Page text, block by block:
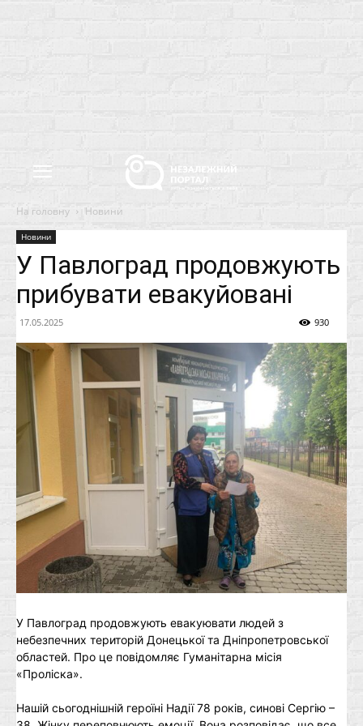
На головну Новини
Новини
У Павлоград продовжують
прибувати евакуйовані
17.05.2025 930
У Павлоград продовжують евакуювати людей з
небезпечних територій Донецької та Дніпропетровської
областей. Про це повідомляє Гуманітарна місія
«Проліска».
Нашій сьогоднішній героїні Надії 78 років, синові Сергію –